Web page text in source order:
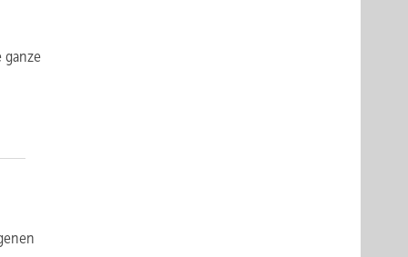
ganze